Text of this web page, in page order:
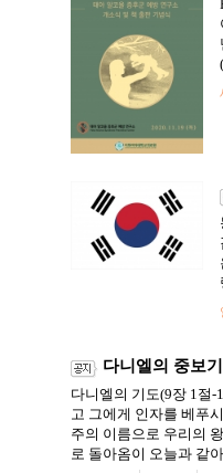
다니엘의 중보
다니엘의 기도(9장 1절-
고 그에게 인자를 베푸
주의 이름으로 우리의
로 돌아옴이 오늘과 같